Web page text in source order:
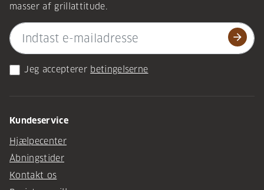
masser af grillattitude.
arrow_forward
Jeg accepterer betingelserne
Kundeservice
Hjælpecenter
Åbningstider
Kontakt os